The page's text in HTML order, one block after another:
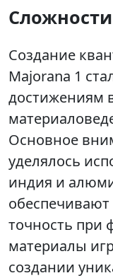
Создание
Majorana 1
достижениям
Основное
уделялось
индия и
точность при
материалы
создании